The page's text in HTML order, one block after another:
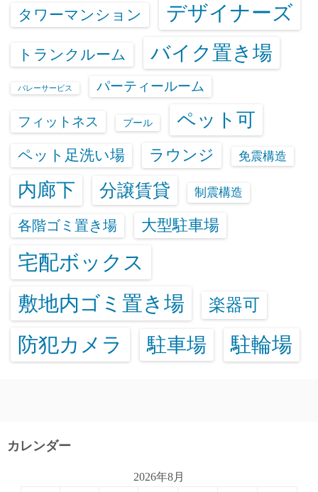
タワーマンション デザイナーズ
トランクルーム バイク置き場
バレーサービス パーティールーム
フィットネス プール ペット可
ペット足洗い場 ラウンジ 免震構造
内廊下 分譲賃貸 制震構造
各階ゴミ置き場 大型駐車場
宅配ボックス
敷地内ゴミ置き場
楽器可
防犯カメラ 駐車場 駐輪場
カレンダー
2026年8月